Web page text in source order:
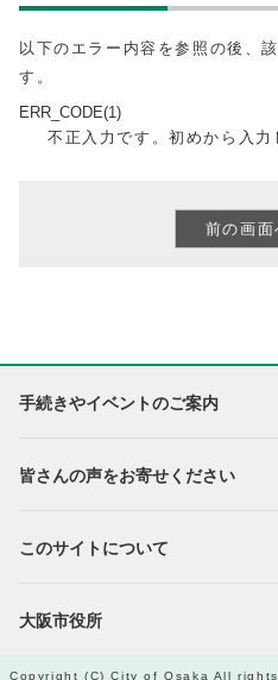
以下のエラー内容を参照の後、
す。
ERR_CODE(1)
不正入力です。初めから入力
手続きやイベントのご案内
皆さんの声をお寄せください
このサイトについて
大阪市役所
Copyright (C) City of Osaka All rights